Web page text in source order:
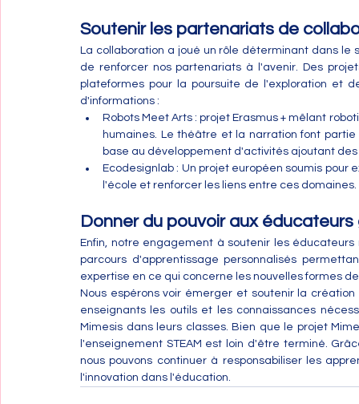
Soutenir les partenariats de
La collaboration a joué un rôle déterminant dans
de renforcer nos partenariats à l'avenir. Des
plateformes pour la poursuite de l'exploration et
d'informations :
Robots Meet Arts : projet Erasmus + mêlant
humaines. Le théâtre et la narration font
base au développement d'activités ajoutant
Ecodesignlab : Un projet européen soumis
l'école et renforcer les liens entre ces domaines.
Donner du pouvoir aux
Enfin, notre engagement à soutenir les
parcours d'apprentissage personnalisés
expertise en ce qui concerne les nouvelles formes
Nous espérons voir émerger et soutenir la
enseignants les outils et les connaissances
Mimesis dans leurs classes. Bien que le projet
l'enseignement STEAM est loin d'être terminé.
nous pouvons continuer à responsabiliser les
l'innovation dans l'éducation.